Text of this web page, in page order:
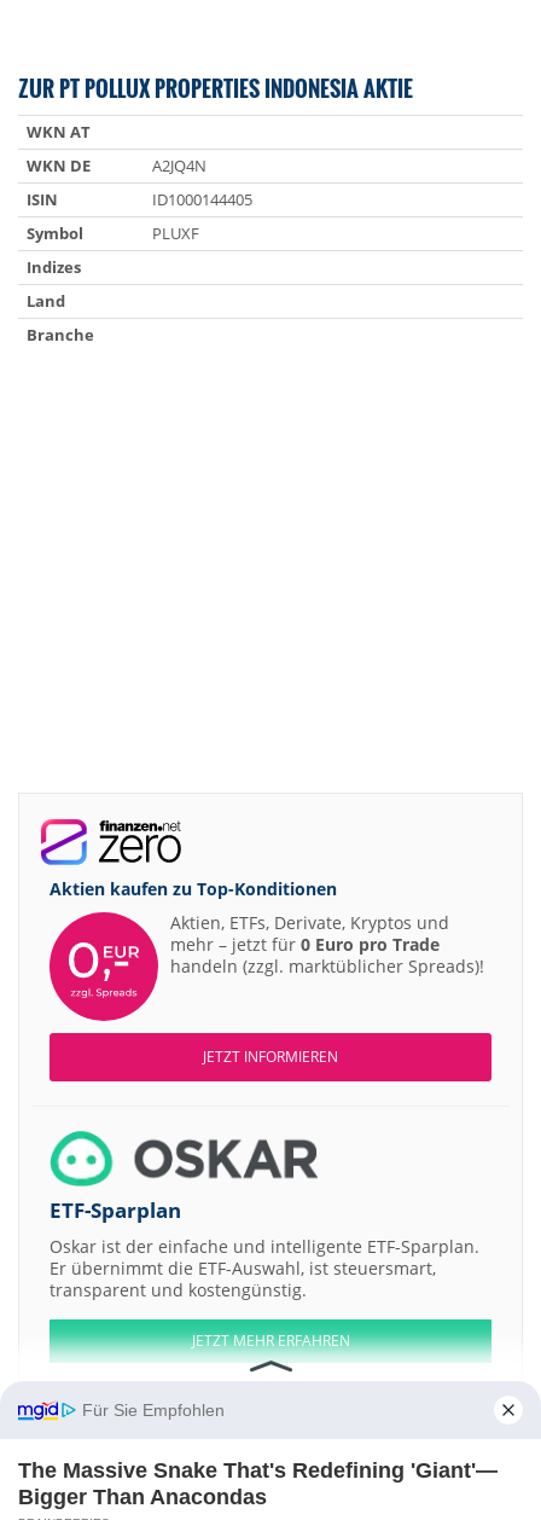
ZUR PT POLLUX PROPERTIES INDONESIA AKTIE
WKN AT
WKN DE
A2JQ4N
ISIN
ID1000144405
Symbol
PLUXF
Indizes
Land
Branche
Aktien kaufen zu Top-Konditionen
Aktien, ETFs, Derivate, Kryptos und
mehr – jetzt für 0 Euro pro Trade
handeln (zzgl. marktüblicher Spreads)!
JETZT INFORMIEREN
ETF-Sparplan
Oskar ist der einfache und intelligente ETF-Sparplan.
Er übernimmt die ETF-Auswahl, ist steuersmart,
transparent und kostengünstig.
JETZT MEHR ERFAHREN
Aktien ATX DAX EuroStoxx 50 Dow Jones NASDAQ 100
Nikkei 225
S&P 500
Für Sie Empfohlen
The Massive Snake That's Redefining 'Giant'—
Bigger Than Anacondas